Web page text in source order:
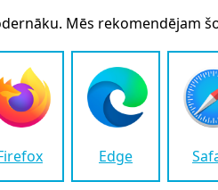
Mēs rekomendējam
Edge